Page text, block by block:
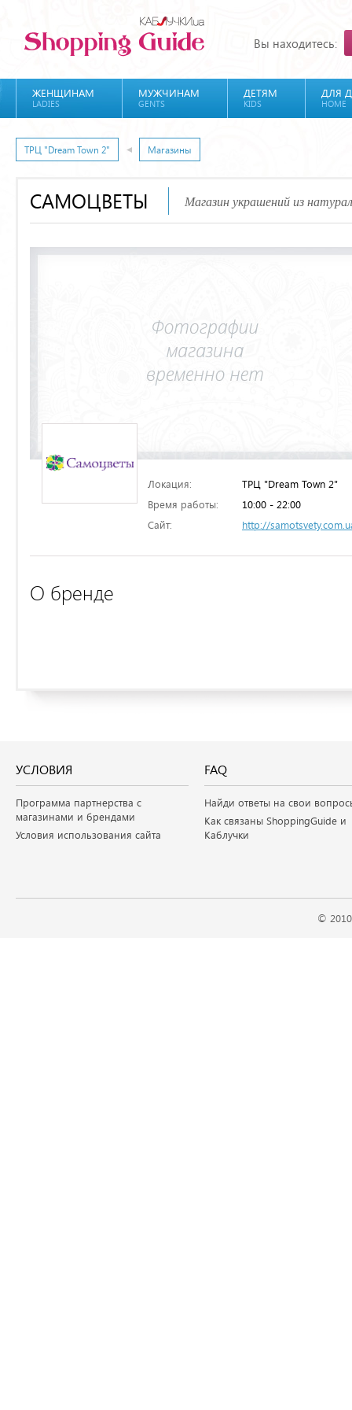
Вы находитесь:
ЖЕНЩИНАМ
LADIES
МУЖЧИНАМ
GENTS
ДЕТЯМ
KIDS
ДЛЯ
HOME
ТРЦ "Dream Town 2" Магазины
САМОЦВЕТЫ Магазин украшений из
Локация:
ТРЦ "Dream Town 2"
Время работы:
10:00 - 22:00
Сайт:
http://
О бренде
УСЛОВИЯ
Программа партнерства с
магазинами и брендами
Условия использования сайта
FAQ
Найди ответы на свои
Как связаны ShoppingGuide и
Каблучки
©